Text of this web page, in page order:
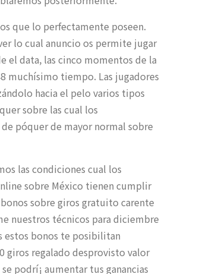
que lo perfectamente poseen.
lo cual anuncio os permite jugar
el data, las cinco momentos de la
muchísimo tiempo. Las jugadores
hacia el pelo varios tipos
sobre las cual los
póquer de mayor normal sobre
las condiciones cual los
sobre México tienen cumplir
sobre giros gratuito carente
nuestros técnicos para diciembre
estos bonos te posibilitan
giros regalado desprovisto valor
podrí¡ aumentar tus ganancias